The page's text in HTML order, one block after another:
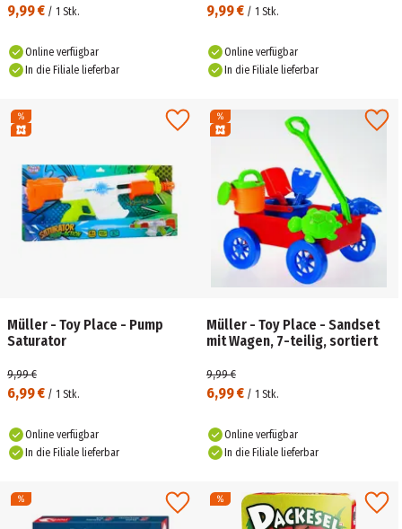
9,99 € / 1 Stk.
Online verfügbar
In die Filiale lieferbar
9,99 € / 1 Stk.
Online verfügbar
In die Filiale lieferbar
Müller - Toy Place - Pump
Saturator
6,99 € / 1 Stk.
9,99 €
Online verfügbar
In die Filiale lieferbar
Müller - Toy Place - Sandset
mit Wagen, 7-teilig, sortiert
6,99 € / 1 Stk.
9,99 €
Online verfügbar
In die Filiale lieferbar